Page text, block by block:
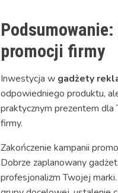
promocji firmy
Inwestycja w gadżety
odpowiedniego produktu,
praktycznym prezentem
firmy.
Zakończenie kampanii
Dobrze zaplanowany
profesjonalizm Twojej